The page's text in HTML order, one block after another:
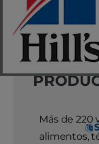
Más de 220
alimentos,